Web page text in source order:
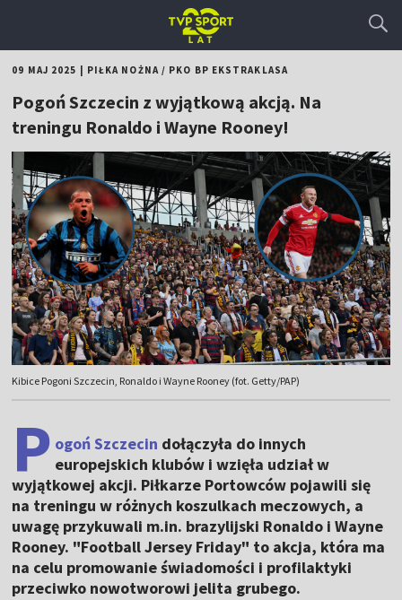
09 MAJ 2025 PIŁKA NOŻNA/ PKO BP EKSTRAKLASA
Pogoń Szczecin z wyjątkową akcją. Na
treningu Ronaldo i Wayne Rooney!
Kibice Pogoni Szczecin, Ronaldo i Wayne Rooney (fot. Getty/PAP)
P ogoń Szczecin dołączyła do innych
europejskich klubów i wzięła udział w
wyjątkowej akcji. Piłkarze Portowców pojawili się
na treningu w różnych koszulkach meczowych, a
uwagę przykuwali m.in. brazylijski Ronaldo i Wayne
Rooney. "Football Jersey Friday" to akcja, która ma
na celu promowanie świadomości i profilaktyki
przeciwko nowotworowi jelita grubego.